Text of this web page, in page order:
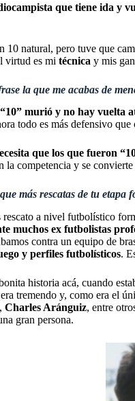
que tiene ida y
10 natural, pero tuve que
virtud es mi técnica y mis
la que me acabas de
murió y no hay vuelta
todo es más defensivo
que los que fueron
la competencia y se
más rescatas de tu
a nivel futbolístico
muchos ex futbolistas
contra un equipo de
y perfiles futbolísticos.
historia acá, cuando
tremendo y, como era el
, Charles Aránguiz, entre
gran persona.